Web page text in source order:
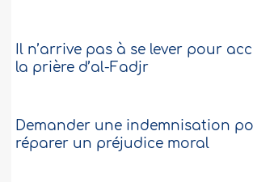
Il n’arrive pas à se lever pour
la prière d’al-Fadjr
Demander une indemnisation
réparer un préjudice moral